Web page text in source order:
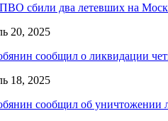
сбили два летевших на
20, 2025
сообщил о ликвидации
18, 2025
сообщил об уничтожении